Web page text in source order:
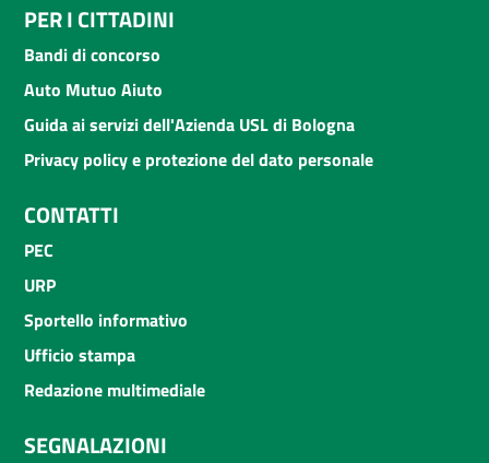
PER I CITTADINI
Bandi di concorso
Auto Mutuo Aiuto
Guida ai servizi dell'Azienda USL di Bologna
Privacy policy e protezione del dato personale
CONTATTI
PEC
URP
Sportello informativo
Ufficio stampa
Redazione multimediale
SEGNALAZIONI